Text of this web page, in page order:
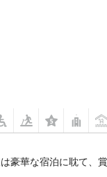
華な宿泊に耽て